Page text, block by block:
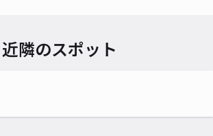
近隣のスポット